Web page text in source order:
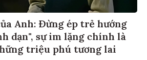
Anh: Đừng ép trẻ hướng
dạn", sự im lặng chính là
triệu phú tương lai